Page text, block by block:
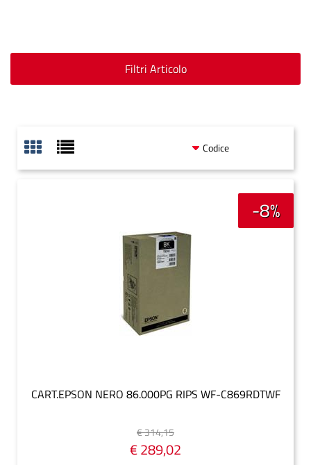
Filtri Articolo
-8%
CART.EPSON NERO 86.000PG RIPS WF-C869RDTWF
€ 314,15
€ 289,02